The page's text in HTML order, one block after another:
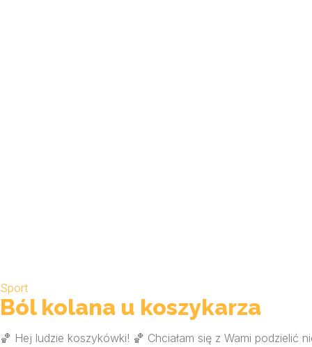
Sport
Ból kolana u koszykarza
🏀 Hej ludzie koszykówki! 🏀 Chciałam się z Wami podzielić